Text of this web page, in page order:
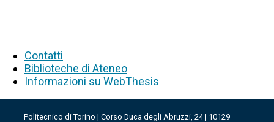
Contatti
Biblioteche di Ateneo
Informazioni su WebThesis
Politecnico di Torino | Corso Duca degli Abruzzi, 24 | 10129